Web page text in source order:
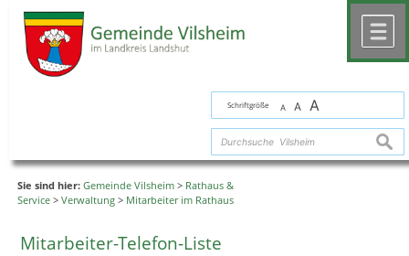
Schriftgröße A A A
Sie sind hier: Gemeinde Vilsheim > Rathaus &
Service > Verwaltung > Mitarbeiter im Rathaus
Mitarbeiter-Telefon-Liste